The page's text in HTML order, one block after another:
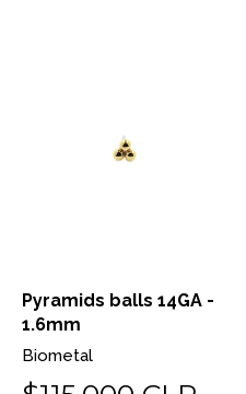
Pyramids balls 14GA -
1.6mm
Biometal